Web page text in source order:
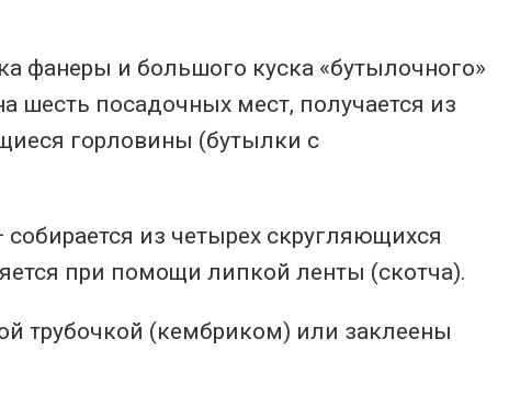
фанеры и большого куска «бутылочного»
шесть посадочных мест, получается из
горловины (бутылки с
из четырех скругляющихся
при помощи липкой ленты (скотча).
трубочкой (кембриком) или заклеены